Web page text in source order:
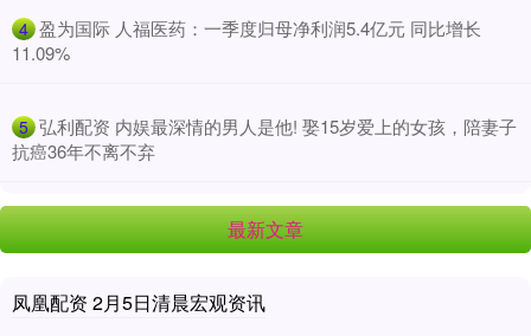
4 ​盈为国际 人福医药：一季度归母净利润5.4亿元 同比增长
11.09%
5 ​弘利配资 内娱最深情的男人是他! 娶15岁爱上的女孩，陪妻子
抗癌36年不离不弃
最新文章
凤凰配资 2月5日清晨宏观资讯